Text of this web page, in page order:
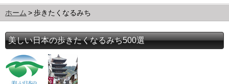
ホーム 歩きたくなるみち
美しい日本の歩きたくなるみち500選